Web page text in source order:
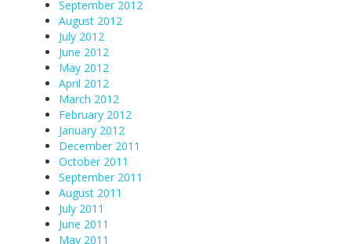
September 2012
August 2012
July 2012
June 2012
May 2012
April 2012
March 2012
February 2012
January 2012
December 2011
October 2011
September 2011
August 2011
July 2011
June 2011
May 2011